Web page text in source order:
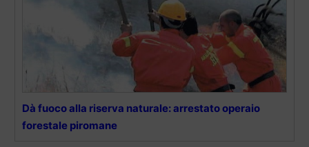
Dà fuoco alla riserva naturale: arrestato operaio
forestale piromane